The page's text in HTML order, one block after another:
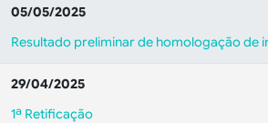
05/05/2025
Resultado preliminar de homologação de
29/04/2025
1ª Retificação